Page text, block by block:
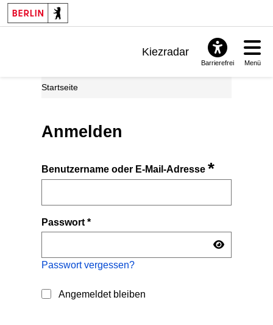
Kiezradar
Barrierefrei Menü
Startseite
Anmelden
Benutzername oder E-Mail-Adresse*
Passwort*
Passwort vergessen?
Angemeldet bleiben